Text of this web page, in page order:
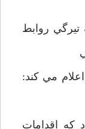
روابط
لندن نيز طي تفسيري در 16/12/67 اعلام مي كند:
كه اقدامات